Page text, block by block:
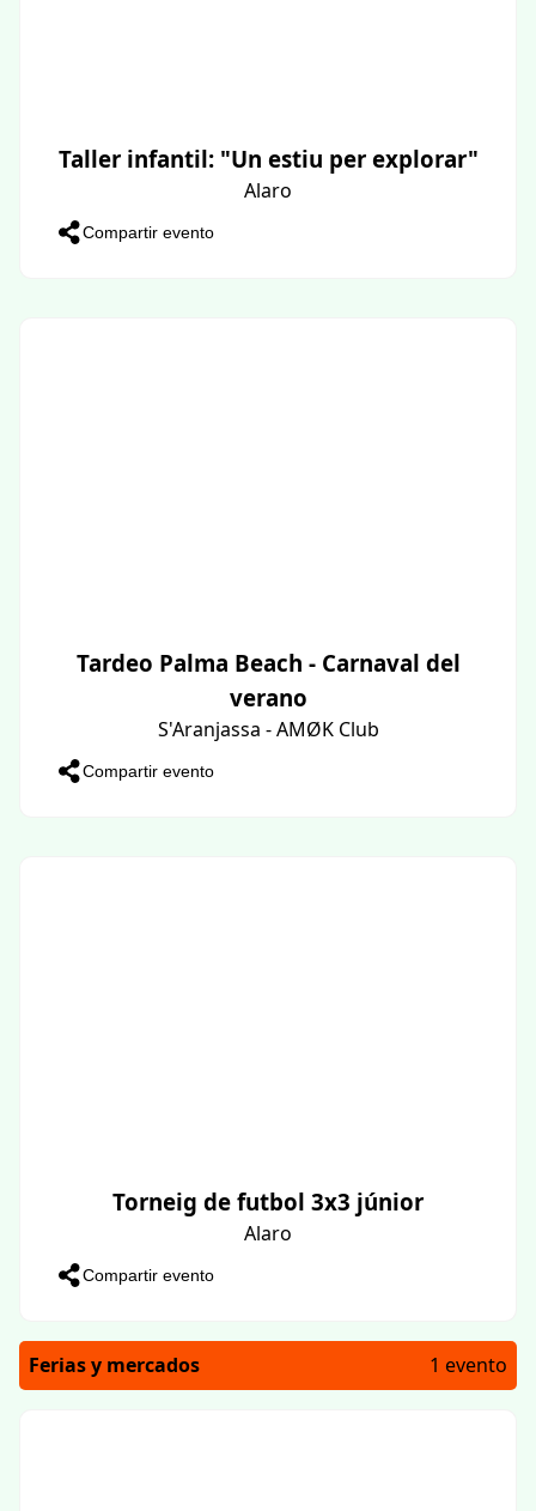
Taller infantil: "Un estiu per explorar"
Alaro
Compartir evento
Tardeo Palma Beach - Carnaval del
verano
S'Aranjassa - AMØK Club
Compartir evento
Torneig de futbol 3x3 júnior
Alaro
Compartir evento
Ferias y mercados 1 evento